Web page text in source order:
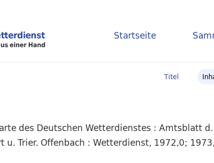
Startseite
Titel
des Deutschen Wetterdienstes : Amtsblatt
u. Trier. Offenbach : Wetterdienst, 1972,0;